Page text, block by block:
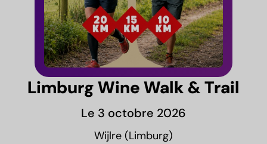
Limburg Wine Walk & Trail
Le 3 octobre 2026
Wijlre (Limburg)